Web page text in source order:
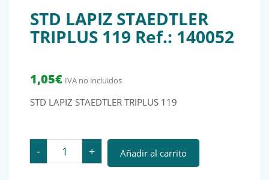
STD LAPIZ STAEDTLER
TRIPLUS 119 Ref.: 140052
1,05€ IVA no incluidos
STD LAPIZ STAEDTLER TRIPLUS 119
- STD LAPIZ STAEDTLER TRIPLUS 119 Ref.: 140052
+ Añadir al carrito